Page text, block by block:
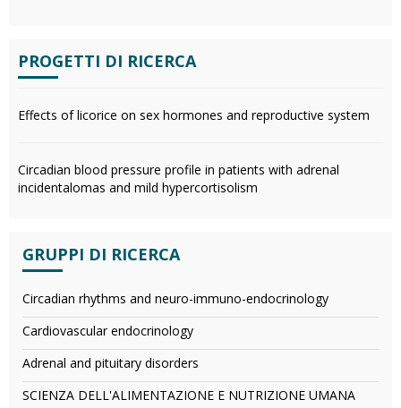
PROGETTI DI RICERCA
Effects of licorice on sex hormones and reproductive system
Circadian blood pressure profile in patients with adrenal
incidentalomas and mild hypercortisolism
GRUPPI DI RICERCA
Circadian rhythms and neuro-immuno-endocrinology
Cardiovascular endocrinology
Adrenal and pituitary disorders
SCIENZA DELL'ALIMENTAZIONE E NUTRIZIONE UMANA